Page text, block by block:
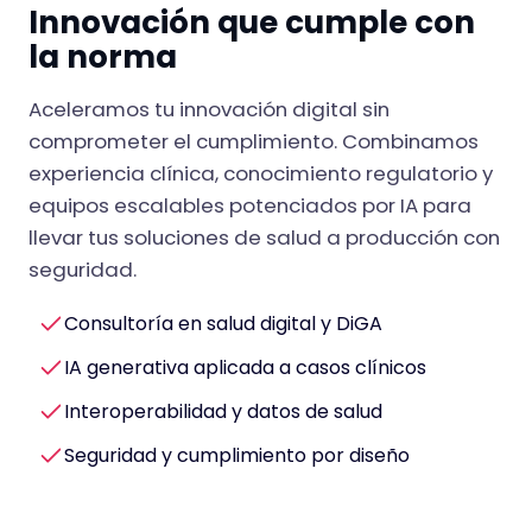
Innovación que cumple con
la norma
Aceleramos tu innovación digital sin
comprometer el cumplimiento. Combinamos
experiencia clínica, conocimiento regulatorio y
equipos escalables potenciados por IA para
llevar tus soluciones de salud a producción con
seguridad.
Consultoría en salud digital y DiGA
IA generativa aplicada a casos clínicos
Interoperabilidad y datos de salud
Seguridad y cumplimiento por diseño